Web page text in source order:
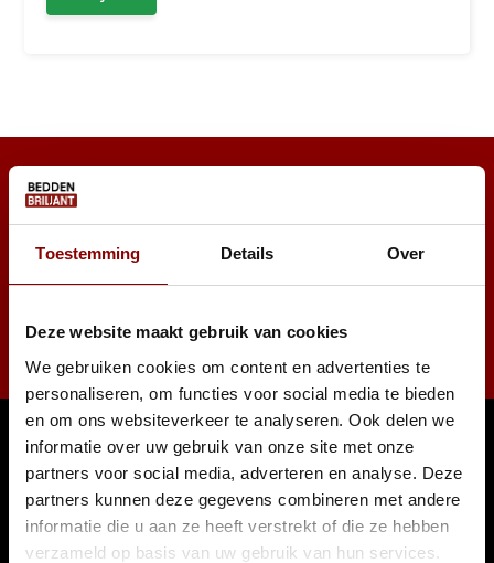
Toestemming Details Over
Deze website maakt gebruik van cookies
We gebruiken cookies om content en advertenties te
personaliseren, om functies voor social media te bieden
en om ons websiteverkeer te analyseren. Ook delen we
informatie over uw gebruik van onze site met onze
partners voor social media, adverteren en analyse. Deze
partners kunnen deze gegevens combineren met andere
informatie die u aan ze heeft verstrekt of die ze hebben
verzameld op basis van uw gebruik van hun services.
* Lees hier de wettelijke beperkingen
Klantenservice
Blog
Levertijden